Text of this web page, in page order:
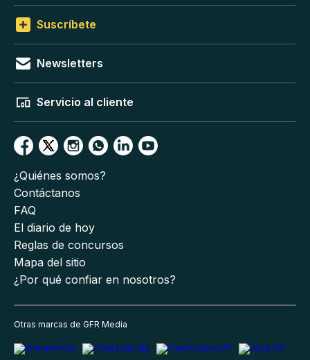
Suscríbete
Newsletters
Servicio al cliente
¿Quiénes somos?
Contáctanos
FAQ
El diario de hoy
Reglas de concursos
Mapa del sitio
¿Por qué confiar en nosotros?
Otras marcas de GFR Media